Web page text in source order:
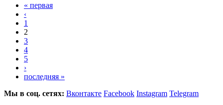
« первая
‹
1
2
3
4
5
›
последняя »
Мы в соц. сетях: Вконтакте Facebook Instagram Telegram